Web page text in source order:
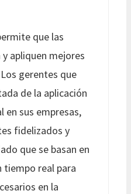
que las
apliquen mejores
gerentes que
de la aplicación
sus empresas,
fidelizados y
que se basan en
tiempo real para
en la